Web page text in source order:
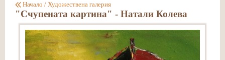
Начало / Художествена галерия
"Счупената картина" - Натали Колева